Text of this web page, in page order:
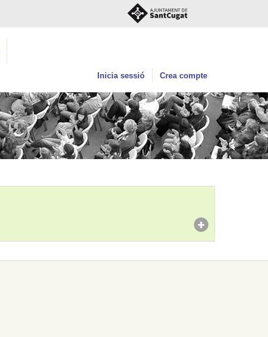
Inicia sessió Crea compte